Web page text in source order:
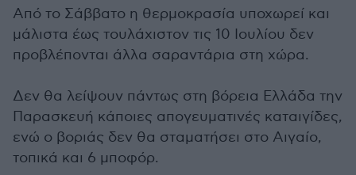
Από το Σάββατο η θερμοκρασία υποχωρεί και
μάλιστα έως τουλάχιστον τις 10 Ιουλίου δεν
προβλέπονται άλλα σαραντάρια στη χώρα.
Δεν θα λείψουν πάντως στη βόρεια Ελλάδα την
Παρασκευή κάποιες απογευματινές καταιγίδες,
ενώ ο βοριάς δεν θα σταματήσει στο Αιγαίο,
τοπικά και 6 μποφόρ.